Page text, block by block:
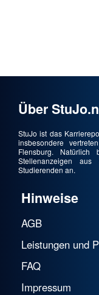
Über
StuJo ist das
insbesondere
Flensburg.
Stellenanzeigen
Studierenden an.
Hinweise
AGB
Leistungen und
FAQ
Impressum